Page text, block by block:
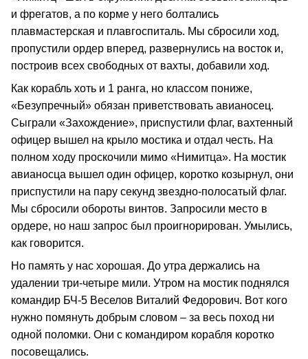
и фрегатов, а по корме у него болтались
плавмастерская и плавгоспиталь. Мы сбросили ход,
пропустили ордер вперед, развернулись на восток и,
построив всех свободных от вахты, добавили ход.
Как корабль хоть и 1 ранга, но классом пониже,
«Безупречный» обязан приветствовать авианосец.
Сыграли «Захождение», приспустили флаг, вахтенный
офицер вышел на крыло мостика и отдал честь. На
полном ходу проскочили мимо «Нимитца». На мостик
авианосца вышел один офицер, коротко козырнул, они
приспустили на пару секунд звездно-полосатый флаг.
Мы сбросили обороты винтов. Запросили место в
ордере, но наш запрос был проигнорирован. Умылись,
как говорится.
Но память у нас хорошая. До утра держались на
удалении три-четыре мили. Утром на мостик поднялся
командир БЧ-5 Веселов Виталий Федорович. Вот кого
нужно помянуть добрым словом – за весь поход ни
одной поломки. Они с командиром корабля коротко
посовещались.